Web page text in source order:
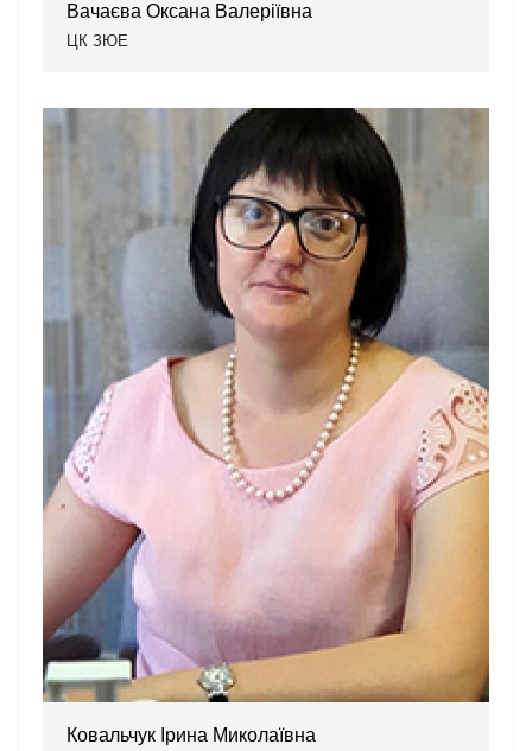
Вачаєва Оксана Валеріївна
ЦК ЗЮЕ
Ковальчук Ірина Миколаївна